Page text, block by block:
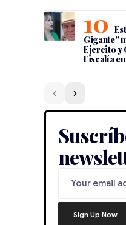
Gigante”
Ejercito y
Fiscalía